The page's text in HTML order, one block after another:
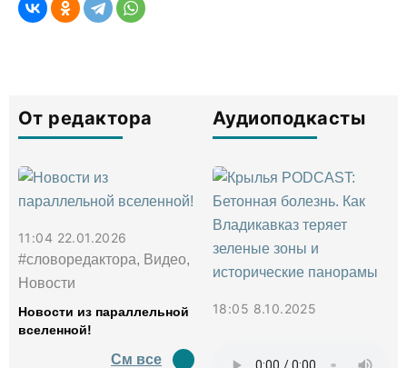
От редактора
11:04 22.01.2026
#словоредактора, Видео,
Новости
Новости из параллельной
вселенной!
См все
Аудиоподкасты
18:05 8.10.2025